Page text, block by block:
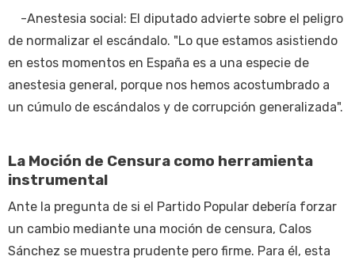
-Anestesia social: El diputado advierte sobre el peligro
de normalizar el escándalo. "Lo que estamos asistiendo
en estos momentos en España es a una especie de
anestesia general, porque nos hemos acostumbrado a
un cúmulo de escándalos y de corrupción generalizada".
La Moción de Censura como herramienta
instrumental
Ante la pregunta de si el Partido Popular debería forzar
un cambio mediante una moción de censura, Calos
Sánchez se muestra prudente pero firme. Para él, esta